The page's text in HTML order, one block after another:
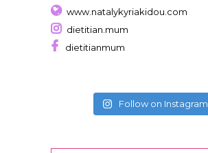
www.natalykyriakidou.com
dietitian.mum
dietitianmum
Follow on Instagram